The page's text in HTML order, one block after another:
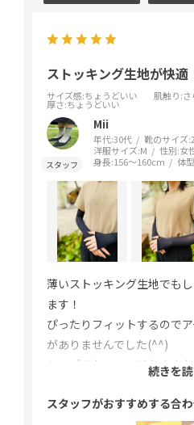
ストッキング生地が快適
サイズ感:ちょうどいい 肌触り:
厚さ:ちょうどいい
Mii
年代:30代 靴のサイズ:
洋服サイズ:M 性別:女
身長:156～160cm 体
薄いストッキング生地でも
ます！
ぴったりフィットするので
がありませんでした(^^)
シンプルなのでつけたまま
続きを
スタッフがおすすめする合